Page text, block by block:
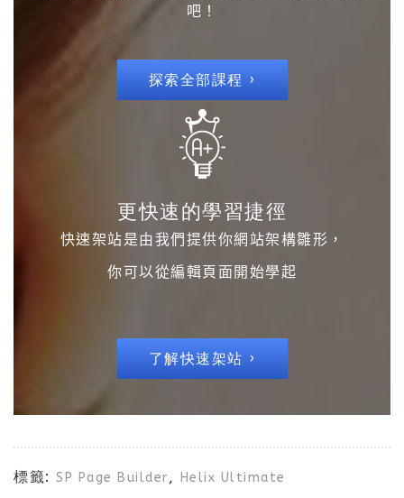
吧！
探索全部課程 ›
更快速的學習捷徑
快速架站是由我們提供你網站架構雛形，
你可以從編輯頁面開始學起
了解快速架站 ›
標籤: SP Page Builder, Helix Ultimate